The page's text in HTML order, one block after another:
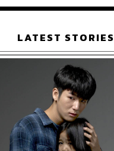
กไว้
LATEST STORIES